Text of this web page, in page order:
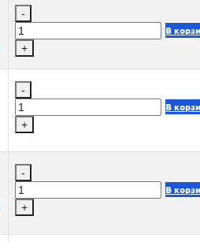
-
+
В
-
+
В
-
+
В